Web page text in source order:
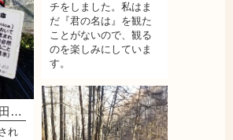
安曇野のわさび田（湧水）
れ
チをしました。私はま
だ『君の名は』を観た
ことがないので、観る
のを楽しみにしていま
す。